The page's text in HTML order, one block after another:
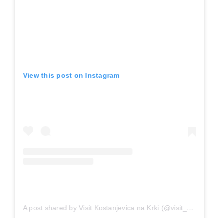
View this post on Instagram
A post shared by Visit Kostanjevica na Krki (@visit_kostanjevicanakrki)